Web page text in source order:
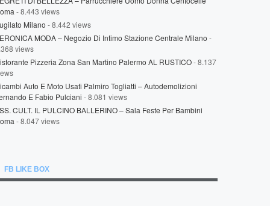
- 8.443 views
Milano - 8.442 views
MODA – Negozio Di Intimo Stazione Centrale Milano -
views
Pizzeria Zona San Martino Palermo AL RUSTICO- 8.137
Auto E Moto Usati Palmiro Togliatti – Autodemolizioni
E Fabio Pulciani - 8.081 views
CULT. IL PULCINO BALLERINO – Sala Feste Per Bambini
- 8.047 views
FB LIKE BOX